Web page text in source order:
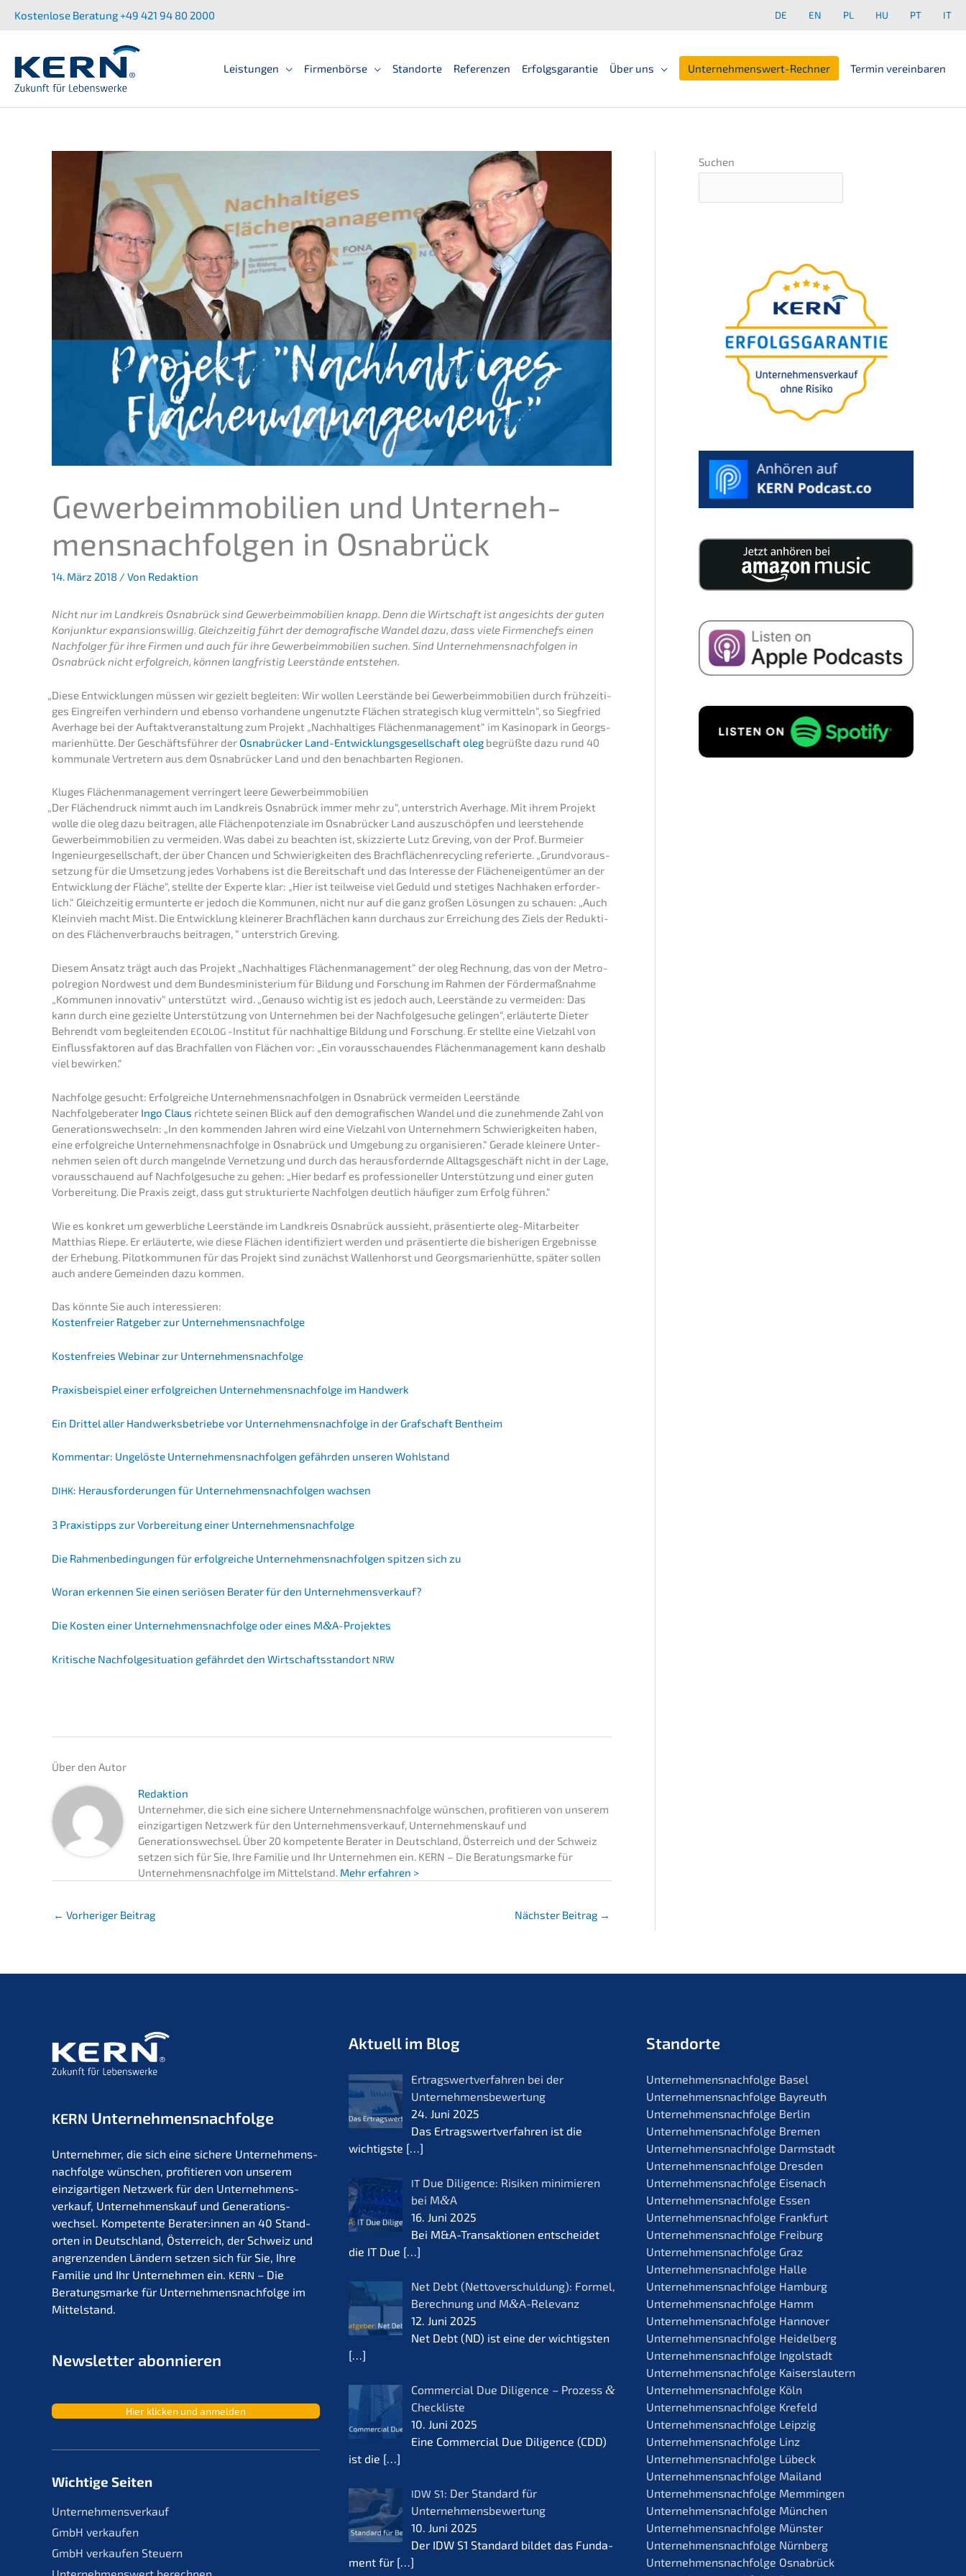
Inhalt
Kostenlose Beratung +49 421 94 80 2000 DE EN PL HU PT IT
Leistun­gen Firmen­bör­se Standorte Referen­zen Erfolgs­ga­ran­tie Über uns Unter­neh­mens­wert-Rechner Termin verein­ba­ren
Gewer­be­im­mo­bi­li­en und Unter­neh­
mens­nach­fol­gen in Osnabrück
14. März 2018 / Von Redaktion
Nicht nur im Landkreis Osnabrück sind Gewer­be­im­mo­bi­li­en knapp. Denn die Wirtschaft ist angesichts der guten
Konjunk­tur expan­si­ons­wil­lig. Gleich­zei­tig führt der demogra­fi­sche Wandel dazu, dass viele Firmen­chefs einen
Nachfol­ger für ihre Firmen und auch für ihre Gewer­be­im­mo­bi­li­en suchen. Sind Unter­neh­mens­nach­fol­gen in
Osnabrück nicht erfolg­reich, können langfris­tig Leerstän­de entstehen.
„Diese Entwick­lun­gen müssen wir gezielt beglei­ten: Wir wollen Leerstän­de bei Gewer­be­im­mo­bi­li­en durch frühzei­ti­
ges Eingrei­fen verhin­dern und ebenso vorhan­de­ne ungenutz­te Flächen strate­gisch klug vermit­teln“, so Siegfried
Averha­ge bei der Auftakt­ver­an­stal­tung zum Projekt „Nachhal­ti­ges Flächen­ma­nage­ment“ im Kasino­park in Georgs­
ma­ri­en­hüt­te. Der Geschäfts­füh­rer der Osnabrü­cker Land-Entwick­lungs­ge­sell­schaft oleg begrüß­te dazu rund 40
kommu­na­le Vertre­tern aus dem Osnabrü­cker Land und den benach­bar­ten Regionen.
Kluges Flächen­ma­nage­ment verrin­gert leere Gewerbeimmobilien
„Der Flächen­druck nimmt auch im Landkreis Osnabrück immer mehr zu“, unter­strich Averha­ge. Mit ihrem Projekt
wolle die oleg dazu beitra­gen, alle Flächen­po­ten­zia­le im Osnabrü­cker Land auszu­schöp­fen und leerste­hen­de
Gewer­be­im­mo­bi­li­en zu vermei­den. Was dabei zu beach­ten ist, skizzier­te Lutz Greving, von der Prof. Burmei­er
Ingenieur­ge­sell­schaft, der über Chancen und Schwie­rig­kei­ten des Brach­flä­chen­re­cy­cling referier­te. „Grund­vor­aus­
set­zung für die Umset­zung jedes Vorha­bens ist die Bereit­schaft und das Inter­es­se der Flächen­ei­gen­tü­mer an der
Entwick­lung der Fläche“, stell­te der Exper­te klar: „Hier ist teilwei­se viel Geduld und steti­ges Nachha­ken erfor­der­
lich.“ Gleich­zei­tig ermun­ter­te er jedoch die Kommu­nen, nicht nur auf die ganz großen Lösun­gen zu schau­en: „Auch
Klein­vieh macht Mist. Die Entwick­lung kleine­rer Brach­flä­chen kann durch­aus zur Errei­chung des Ziels der Reduk­ti­
on des Flächen­ver­brauchs beitra­gen, “ unter­strich Greving.
Diesem Ansatz trägt auch das Projekt „Nachhal­ti­ges Flächen­ma­nage­ment“ der oleg Rechnung, das von der Metro­
pol­re­gi­on Nordwest und dem Bundes­mi­nis­te­ri­um für Bildung und Forschung im Rahmen der Förder­maß­nah­me
„Kommu­nen innova­tiv“ unter­stützt wird. „Genau­so wichtig ist es jedoch auch, Leerstän­de zu vermei­den: Das
kann durch eine geziel­te Unter­stüt­zung von Unter­neh­men bei der Nachfol­ge­su­che gelin­gen“, erläu­ter­te Dieter
Behrendt vom beglei­ten­den ECOLOG -Insti­tut für nachhal­ti­ge Bildung und Forschung. Er stell­te eine Vielzahl von
Einfluss­fak­to­ren auf das Brach­fal­len von Flächen vor: „Ein voraus­schau­en­des Flächen­ma­nage­ment kann deshalb
viel bewirken.“
Nachfol­ge gesucht: Erfolg­rei­che Unter­neh­mens­nach­fol­gen in Osnabrück vermei­den Leerstände
Nachfol­ge­be­ra­ter Ingo Claus richte­te seinen Blick auf den demogra­fi­schen Wandel und die zuneh­men­de Zahl von
Genera­ti­ons­wech­seln: „In den kommen­den Jahren wird eine Vielzahl von Unter­neh­mern Schwie­rig­kei­ten haben,
eine erfolg­rei­che Unternehmens­nachfolge in Osnabrück und Umgebung zu organi­sie­ren.“ Gerade kleine­re Unter­
neh­men seien oft durch mangeln­de Vernet­zung und durch das heraus­for­dern­de Alltags­ge­schäft nicht in der Lage,
voraus­schau­end auf Nachfol­ge­su­che zu gehen: „Hier bedarf es profes­sio­nel­ler Unter­stüt­zung und einer guten
Vorbe­rei­tung. Die Praxis zeigt, dass gut struk­tu­rier­te Nachfol­gen deutlich häufi­ger zum Erfolg führen.“
Wie es konkret um gewerb­li­che Leerstän­de im Landkreis Osnabrück aussieht, präsen­tier­te oleg-Mitar­bei­ter
Matthi­as Riepe. Er erläu­ter­te, wie diese Flächen identi­fi­ziert werden und präsen­tier­te die bishe­ri­gen Ergeb­nis­se
der Erhebung. Pilot­kom­mu­nen für das Projekt sind zunächst Wallen­horst und Georgs­ma­ri­en­hüt­te, später sollen
auch andere Gemein­den dazu kommen.
Das könnte Sie auch interessieren:
Kosten­frei­er Ratge­ber zur Unternehmensnachfolge
Kosten­frei­es Webinar zur Unternehmensnachfolge
Praxis­bei­spiel einer erfolg­rei­chen Unternehmens­nachfolge im Handwerk
Ein Drittel aller Handwerks­be­trie­be vor Unternehmens­nachfolge in der Grafschaft Bentheim
Kommen­tar: Ungelös­te Unter­neh­mens­nach­fol­gen gefähr­den unseren Wohlstand
DIHK: Heraus­for­de­run­gen für Unter­neh­mens­nach­fol­gen wachsen
3 Praxis­tipps zur Vorbe­rei­tung einer Unternehmensnachfolge
Die Rahmen­be­din­gun­gen für erfolg­rei­che Unter­neh­mens­nach­fol­gen spitzen sich zu
Woran erken­nen Sie einen seriö­sen Berater für den Unternehmensverkauf?
Die Kosten einer Unternehmens­nachfolge oder eines M&A-Projektes
Kriti­sche Nachfol­ge­si­tua­ti­on gefähr­det den Wirtschafts­stand­ort NRW
Über den Autor
Redaktion
Unternehmer, die sich eine sichere Unternehmensnachfolge wünschen, profitieren von unserem
einzigartigen Netzwerk für den Unternehmensverkauf, Unternehmenskauf und
Generationswechsel. Über 20 kompetente Berater in Deutschland, Österreich und der Schweiz
setzen sich für Sie, Ihre Familie und Ihr Unternehmen ein. KERN – Die Beratungsmarke für
Unternehmensnachfolge im Mittelstand. Mehr erfahren >
← Vorheriger Beitrag Nächster Beitrag →
Suchen
GRATIS Webinar
präsentiert von Ingo
Claus
Die 7 teuersten
Fehler bei der
Unternehmens-
Käufer oder
Verkäufer
WUNSCHTERMIN
AUSWÄHLEN >
KERN Unternehmens­nachfolge
Unter­neh­mer, die sich eine siche­re Unternehmens­
nachfolge wünschen, profi­tie­ren von unserem
einzig­ar­ti­gen Netzwerk für den Unter­nehmens­
verkauf, Unter­nehmens­kauf und Generations­
wechsel. Kompe­ten­te Berater:innen an 40 Stand­
or­ten in Deutsch­land, Öster­reich, der Schweiz und
angren­zen­den Ländern setzen sich für Sie, Ihre
Familie und Ihr Unter­neh­men ein. KERN – Die
Beratungs­mar­ke für Unternehmens­nachfolge im
Mittelstand.
Newslet­ter abonnieren
Hier klicken und anmelden
Wichtige Seiten
Unternehmensverkauf
GmbH verkaufen
GmbH verkaufen Steuern
Aktuell im Blog
Ertrags­wert­ver­fah­ren bei der
Unternehmensbewertung
24. Juni 2025
Das Ertrags­wert­ver­fah­ren ist die
wichtigs­te […]
IT Due Diligence: Risiken minimie­ren
bei M&A
16. Juni 2025
Bei M&A-Transaktionen entschei­det
die IT Due […]
Net Debt (Netto­ver­schul­dung): Formel,
Berech­nung und M&A-Relevanz
12. Juni 2025
Net Debt (ND) ist eine der wichtigs­ten
[…]
Commer­cial Due Diligence – Prozess&
Checkliste
10. Juni 2025
Eine Commer­cial Due Diligence (CDD)
ist die […]
IDW S1: Der Standard für
Unternehmensbewertung
10. Juni 2025
Der IDW S1 Standard bildet das Funda­
ment für […]
Standorte
Unternehmens­nachfolge Basel
Unternehmens­nachfolge Bayreuth
Unternehmens­nachfolge Berlin
Unternehmens­nachfolge Bremen
Unternehmens­nachfolge Darmstadt
Unternehmens­nachfolge Dresden
Unternehmens­nachfolge Eisenach
Unternehmens­nachfolge Essen
Unternehmens­nachfolge Frankfurt
Unternehmens­nachfolge Freiburg
Unternehmens­nachfolge Graz
Unternehmens­nachfolge Halle
Unternehmens­nachfolge Hamburg
Unternehmens­nachfolge Hamm
Unternehmens­nachfolge Hannover
Unternehmens­nachfolge Heidelberg
Unternehmens­nachfolge Ingolstadt
Unternehmens­nachfolge Kaiserslautern
Unternehmens­nachfolge Köln
Unternehmens­nachfolge Krefeld
Unternehmens­nachfolge Leipzig
Unternehmens­nachfolge Linz
Unternehmens­nachfolge Lübeck
Unternehmens­nachfolge Mailand
Unternehmens­nachfolge Memmingen
Unternehmens­nachfolge München
Unternehmens­nachfolge Münster
Unternehmens­nachfolge Nürnberg
Unternehmens­nachfolge Osnabrück